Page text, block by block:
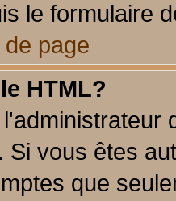
le formulaire
page
HTML?
Si vous êtes
que